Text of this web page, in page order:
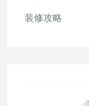
装修攻略